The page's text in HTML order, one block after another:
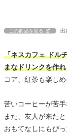
この商品を見る 出
「ネスカフェ ドル
まなドリンクを作
コア、紅茶も楽しめ
苦いコーヒーが苦
また、友人が来た
おもてなしにもぴっ